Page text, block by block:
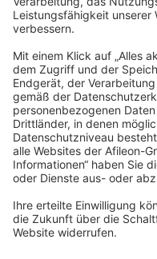
kontakt@navigator-
Impressum
Datenschutz
Hinweisgeber
Cookies